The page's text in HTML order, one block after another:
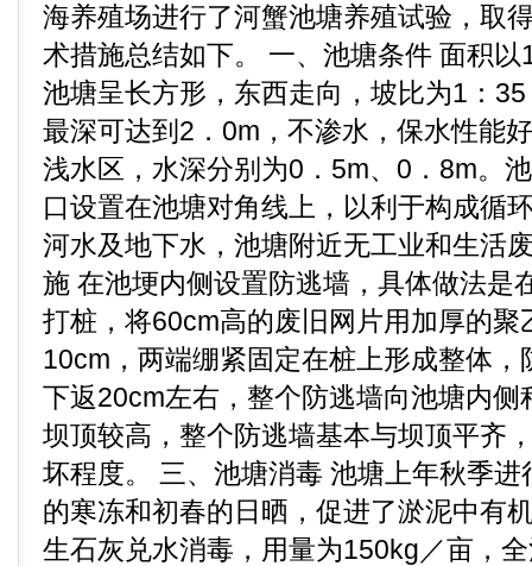
海养殖场进行了河蟹池塘养殖试验，取
术措施总结如下。 一、池塘条件 面积
池塘呈长方形，东西走向，坡比为1：
最深可达到2．0m，不渗水，保水性能
浅水区，水深分别为0．5m、0．8m。
口设置在池塘对角线上，以利于构成循
河水及地下水，池塘附近无工业和生活
施 在池埂内侧设置防逃墙，具体做法是
打桩，将60cm高的废旧网片用加厚的聚
10cm，两端绷紧固定在桩上形成整体
下返20cm左右，整个防逃墙向池塘内侧
坝顶较高，整个防逃墙基本与坝顶平齐
坏程度。 三、池塘消毒 池塘上年秋季
的寒冻和初春的日晒，促进了淤泥中有
生石灰兑水消毒，用量为150kg／亩，